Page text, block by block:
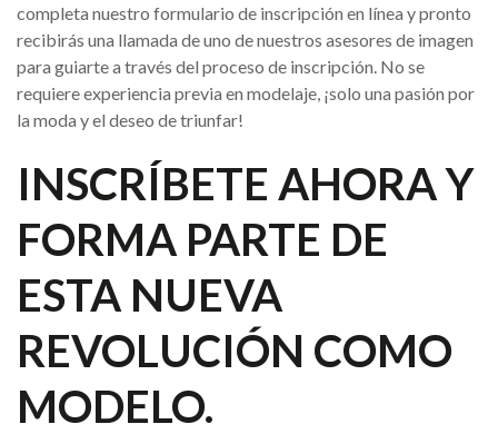
completa nuestro formulario de inscripción en línea y pronto
recibirás una llamada de uno de nuestros asesores de imagen
para guiarte a través del proceso de inscripción. No se
requiere experiencia previa en modelaje, ¡solo una pasión por
la moda y el deseo de triunfar!
INSCRÍBETE AHORA Y
FORMA PARTE DE
ESTA NUEVA
REVOLUCIÓN COMO
MODELO.